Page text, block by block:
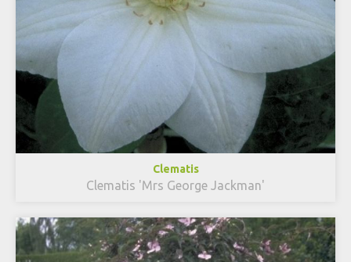
Clematis
Clematis 'Mrs George Jackman'